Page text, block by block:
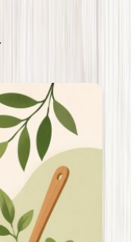
za krásný pátek,
obdiv a